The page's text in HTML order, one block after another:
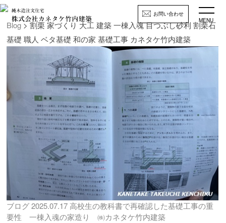
お問い合わせ
MENU
Blog> 割栗 家づくり 大工 建築 一棟入魂 目つぶし砂利 割栗石
基礎 職人 ベタ基礎 和の家 基礎工事 カネタケ竹内建築
ブログ2025.07.17 高校生の教科書で再確認した基礎工事の重
要性 一棟入魂の家造り ㈱カネタケ竹内建築